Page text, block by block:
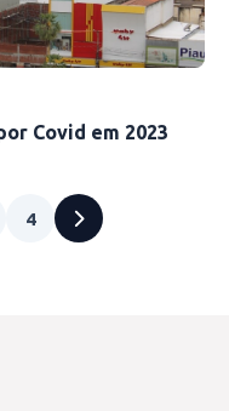
Covid em 2023
4